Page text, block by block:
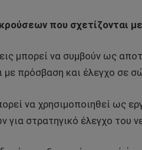
που σχετίζονται
μπορεί να συμβούν ως
με πρόσβαση και έλεγχο σε
να χρησιμοποιηθεί ως
στρατηγικό έλεγχο του